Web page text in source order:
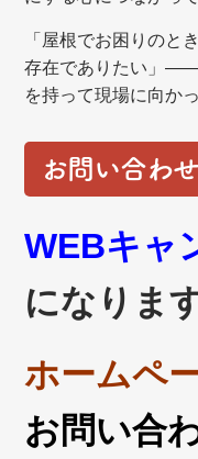
「屋根でお困りのと
存在でありたい」——
を持って現場に向か
お問い合わせ
WEBキャ
になります
ホームペ
お問い合